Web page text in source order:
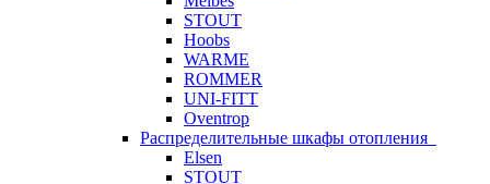
STOUT
Hoobs
WARME
ROMMER
UNI-FITT
Oventrop
Распределительные шкафы отопления
Elsen
STOUT